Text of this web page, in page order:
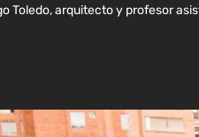
Toledo, arquitecto y profesor